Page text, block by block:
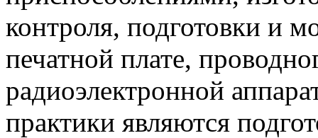
контроля, подготовки и
печатной плате,
радиоэлектронной
практики являются